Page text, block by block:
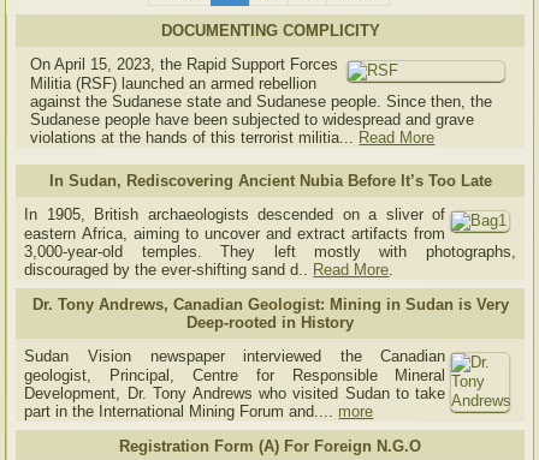
DOCUMENTING COMPLICITY
On April 15, 2023, the Rapid Support Forces
Militia (RSF) launched an armed rebellion
against the Sudanese state and Sudanese people. Since then, the
Sudanese people have been subjected to widespread and grave
violations at the hands of this terrorist militia... Read More
In Sudan, Rediscovering Ancient Nubia Before It’s Too Late
In 1905, British archaeologists descended on a sliver of
eastern Africa, aiming to uncover and extract artifacts from
3,000-year-old temples. They left mostly with photographs,
discouraged by the ever-shifting sand d.. Read More.
Dr. Tony Andrews, Canadian Geologist: Mining in Sudan is Very
Deep-rooted in History
Sudan Vision newspaper interviewed the Canadian
geologist, Principal, Centre for Responsible Mineral
Development, Dr. Tony Andrews who visited Sudan to take
part in the International Mining Forum and.... more
Registration Form (A) For Foreign N.G.O